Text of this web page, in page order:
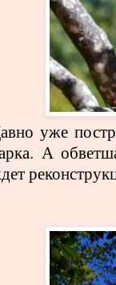
уже
А